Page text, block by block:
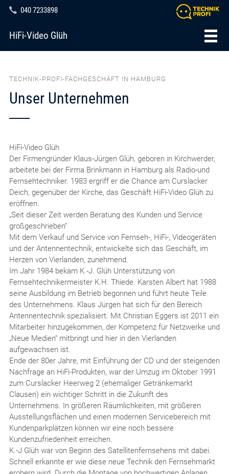
040 7233898
HiFi-Video Glüh
TECHNIK-PROFI-FACHGESCHÄFT IN HAMBURG
Unser Unternehmen
HiFi-Video Glüh
Der Firmengründer Klaus-Jürgen Glüh, geboren in Kirchwerder,
arbeitete bei der Firma Brinkmann in Hamburg als Radio-und
Fernsehtechniker. 1983 ergriff er die Chance am Curslacker
Deich, gegenüber der Kirche, das Geschäft HiFi-Video Glüh zu
eröffnen.
„Seit dieser Zeit werden Beratung des Kunden und Service
großgeschrieben“
Mit dem Verkauf und Service von Fernseh-, HiFi-, Videogeräten
und der Antennentechnik, entwickelte sich das Geschäft, im
Herzen von Vierlanden, zunehmend.
Im Jahr 1984 bekam K.-J. Glüh Unterstützung von
Fernsehtechnikermeister K.H. Thiede. Karsten Albert hat 1988
seine Ausbildung im Betrieb begonnen und führt heute Teile
des Unternehmens. Klaus Jürgen hat sich für den Bereich
Antennentechnik spezialisiert. Mit Christian Eggers ist 2011 ein
Mitarbeiter hinzugekommen, der Kompetenz für Netzwerke und
„Neue Medien“ mitbringt und hier in den Vierlanden
aufgewachsen ist.
Ende der 80er Jahre, mit Einführung der CD und der steigenden
Nachfrage an HiFi-Produkten, war der Umzug im Oktober 1991
zum Curslacker Heerweg 2 (ehemaliger Getränkemarkt
Clausen) ein wichtiger Schritt in die Zukunft des
Unternehmens. In größeren Räumlichkeiten, mit größeren
Ausstellungsflächen und einen modernen Servicebereich mit
Kundenparkplätzen können wir eine noch bessere
Kundenzufriedenheit erreichen.
K.-J Glüh war von Beginn des Satellitenfernsehens mit dabei.
Schnell erkannte er wie diese neue Technik den Fernsehmarkt